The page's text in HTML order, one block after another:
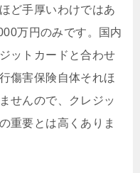
ど手厚いわけではあ
万円のみです。国内
ットカードと合わせ
傷害保険自体それほ
せんので、クレジッ
重要とは高くありま